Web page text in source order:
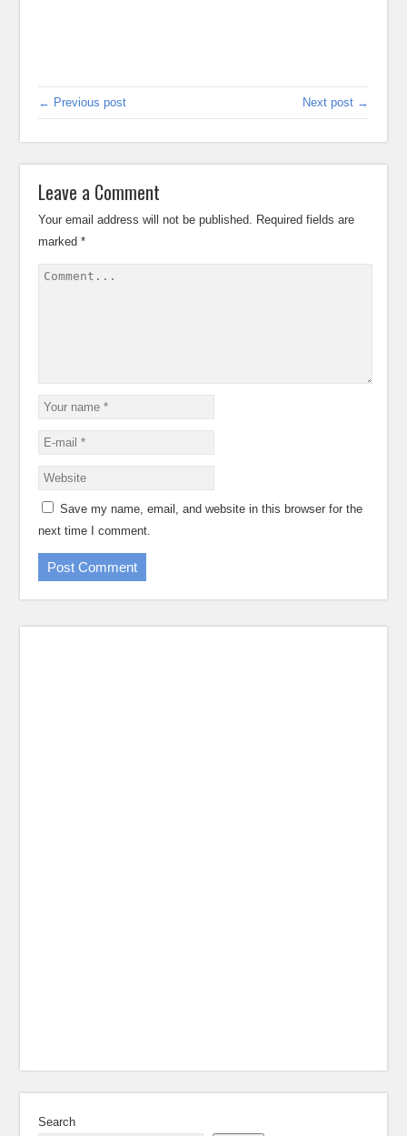
← Previous post Next post →
Leave a Comment
Your email address will not be published.
Required fields are
marked*
Save my name, email, and website in this browser for the
next time I comment.
Search